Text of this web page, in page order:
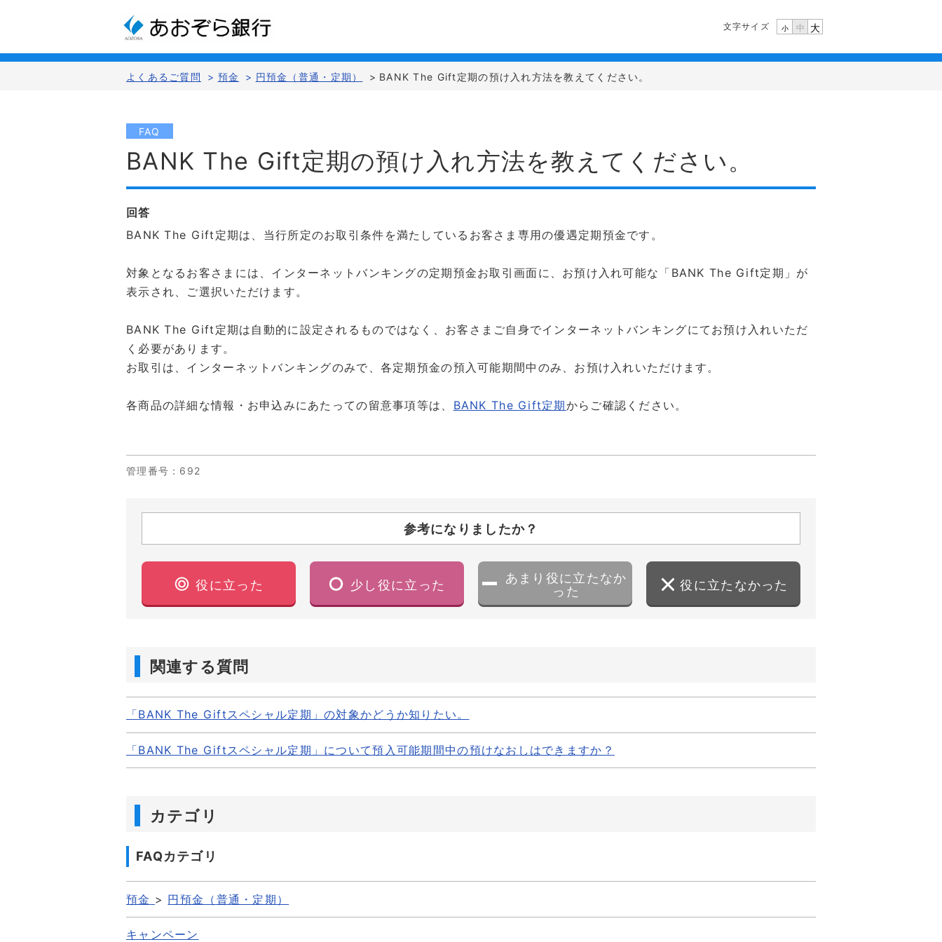
文字サイズ 小 中 大
よくあるご質問 > 預金 > 円預金（普通・定期） > BANK The Gift定期の預け入れ方法を教えてください。
FAQ
BANK The Gift定期の預け入れ方法を教えてください。
回答
BANK The Gift定期は、当行所定のお取引条件を満たしているお客さま専用の優遇定期預金です。
対象となるお客さまには、インターネットバンキングの定期預金お取引画面に、お預け入れ可能な「BANK The Gift定期」が
表示され、ご選択いただけます。
BANK The Gift定期は自動的に設定されるものではなく、お客さまご自身でインターネットバンキングにてお預け入れいただ
く必要があります。
お取引は、インターネットバンキングのみで、各定期預金の預入可能期間中のみ、お預け入れいただけます。
各商品の詳細な情報・お申込みにあたっての留意事項等は、 BANK The Gift定期からご確認ください。
管理番号 ：692
参考になりましたか？
役に立った 少し役に立った
あまり役に立たなか
った
役に立たなかった
関連する質問
「BANK The Giftスペシャル定期」の対象かどうか知りたい。
「BANK The Giftスペシャル定期」について預入可能期間中の預けなおしはできますか？
カテゴリ
FAQカテゴリ
預金 > 円預金（普通・定期）
キャンペーン